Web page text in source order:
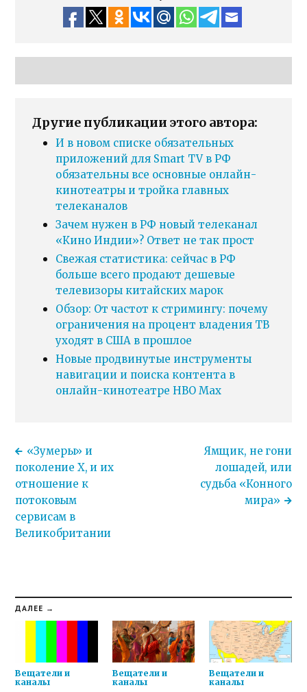
Другие публикации этого автора:
И в новом списке обязательных
приложений для Smart TV в РФ
обязательны все основные онлайн-
кинотеатры и тройка главных
телеканалов
Зачем нужен в РФ новый телеканал
«Кино Индии»? Ответ не так прост
Свежая статистика: сейчас в РФ
больше всего продают дешевые
телевизоры китайских марок
Обзор: От частот к стримингу: почему
ограничения на процент владения ТВ
уходят в США в прошлое
Новые продвинутые инструменты
навигации и поиска контента в
онлайн-кинотеатре HBO Max
«Зумеры» и
поколение X, и их
отношение к
потоковым
сервисам в
Великобритании
Ямщик, не гони
лошадей, или
судьба «Конного
мира»
ДАЛЕЕ →
Вещатели и
каналы
Вещатели и
каналы
Вещатели и
каналы